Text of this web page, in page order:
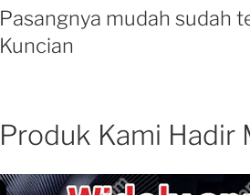
Pasangnya mudah sudah
Kuncian
Produk Kami Hadir